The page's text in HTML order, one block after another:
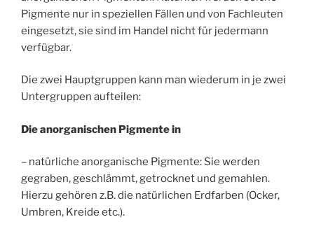
Pigmente nur in speziellen Fällen und von Fachleuten
eingesetzt, sie sind im Handel nicht für jedermann
verfügbar.
Die zwei Hauptgruppen kann man wiederum in je zwei
Untergruppen aufteilen:
Die anorganischen Pigmente in
– natürliche anorganische Pigmente: Sie werden
gegraben, geschlämmt, getrocknet und gemahlen.
Hierzu gehören z.B. die natürlichen Erdfarben (Ocker,
Umbren, Kreide etc.).